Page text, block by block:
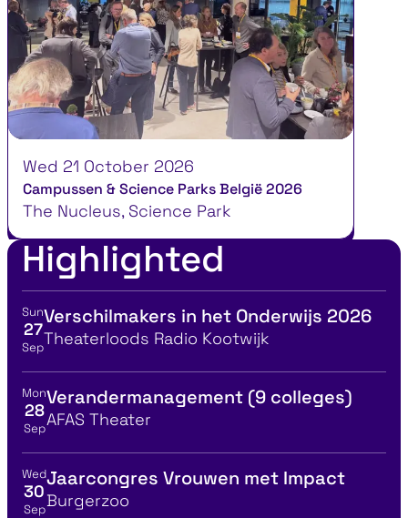
Campussen & Science Parks België 2026
Wed 21 October 2026
The Nucleus, Science Park
Highlighted
View event details for:
Sun
27
Sep
Verschilmakers in het Onderwijs 2026
Location
Theaterloods Radio Kootwijk
View event details for:
Mon
28
Sep
Verandermanagement (9 colleges)
Location
AFAS Theater
View event details for:
Wed
30
Sep
Jaarcongres Vrouwen met Impact
Location
Burgerzoo